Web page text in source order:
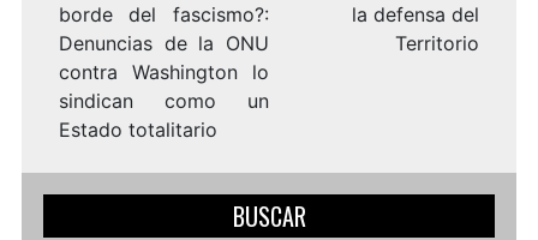
borde del fascismo?:
Denuncias de la ONU
contra Washington lo
sindican como un
Estado totalitario
la defensa del
Territorio
BUSCAR